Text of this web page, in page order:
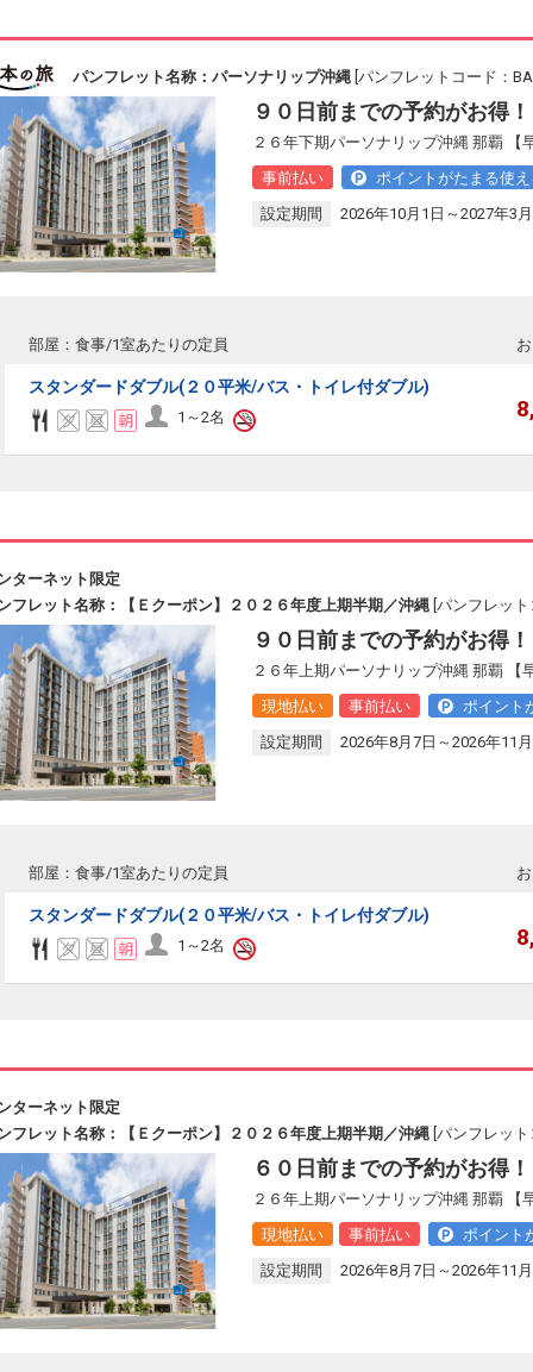
パンフレット名称：パーソナリップ沖縄 [パンフレットコード：
９０日前までの予約がお得
２６年下期パーソナリップ沖縄 那覇 【
事前払い
ポイントがたまる使え
設定期間
2026年10月1日～2027年3
部屋：食事/1室あたりの定員
スタンダードダブル(２０平米/バス・トイレ付ダブル)
1～2名
ターネット限定
フレット名称：【Ｅクーポン】２０２６年度上期半期／沖縄 [パンフレッ
９０日前までの予約がお得！
２６年上期パーソナリップ沖縄 那覇 【
現地払い
事前払い ポイント
設定期間
2026年8月7日～2026年11
部屋：食事/1室あたりの定員
スタンダードダブル(２０平米/バス・トイレ付ダブル)
1～2名
ターネット限定
フレット名称：【Ｅクーポン】２０２６年度上期半期／沖縄 [パンフレット
６０日前までの予約がお得！
２６年上期パーソナリップ沖縄 那覇 【
現地払い
事前払い ポイント
設定期間
2026年8月7日～2026年11